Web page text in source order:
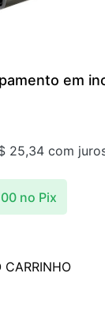
em
25,34 com
no Pix
CARRINHO